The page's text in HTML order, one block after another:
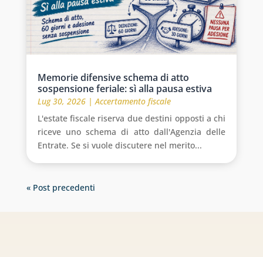
Memorie difensive schema di atto
sospensione feriale: sì alla pausa estiva
Lug 30, 2026|Accertamento fiscale
L'estate fiscale riserva due destini opposti a chi
riceve uno schema di atto dall'Agenzia delle
Entrate. Se si vuole discutere nel merito...
« Post precedenti